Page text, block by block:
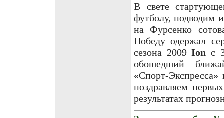
В свете
футболу, подводим
на Фурсенко
Победу одержал
сезона 2009Ion с
обошедший
«Спорт-
поздравляем
результатах